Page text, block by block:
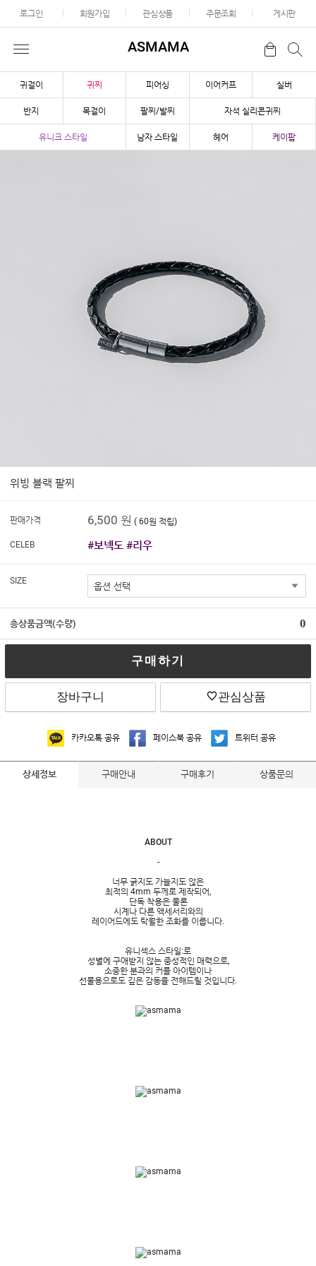
로그인 회원가입 관심상품 주문조회 게시판
ASMAMA
귀걸이 귀찌 피어싱 이어커프 실버
반지 목걸이 팔찌/발찌 자석 실리콘귀찌
유니크 스타일 남자 스타일 헤어 케이팝
위빙 블랙 팔찌
판매가격 6,500 원 ( 60원 적립)
CELEB #보넥도 #리우
SIZE
총상품금액(수량) 0
구매하기
장바구니 관심상품
카카오톡 공유 페이스북 공유 트위터 공유
상세정보 구매안내 구매후기 상품문의
ABOUT
-
너무 굵지도 가늘지도 않은
최적의 4mm 두께로 제작되어,
단독 착용은 물론
시계나 다른 액세서리와의
레이어드에도 탁월한 조화를 이룹니다.
유니섹스 스타일:로
성별에 구애받지 않는 중성적인 매력으로,
소중한 분과의 커플 아이템이나
선물용으로도 깊은 감동을 전해드릴 것입니다.